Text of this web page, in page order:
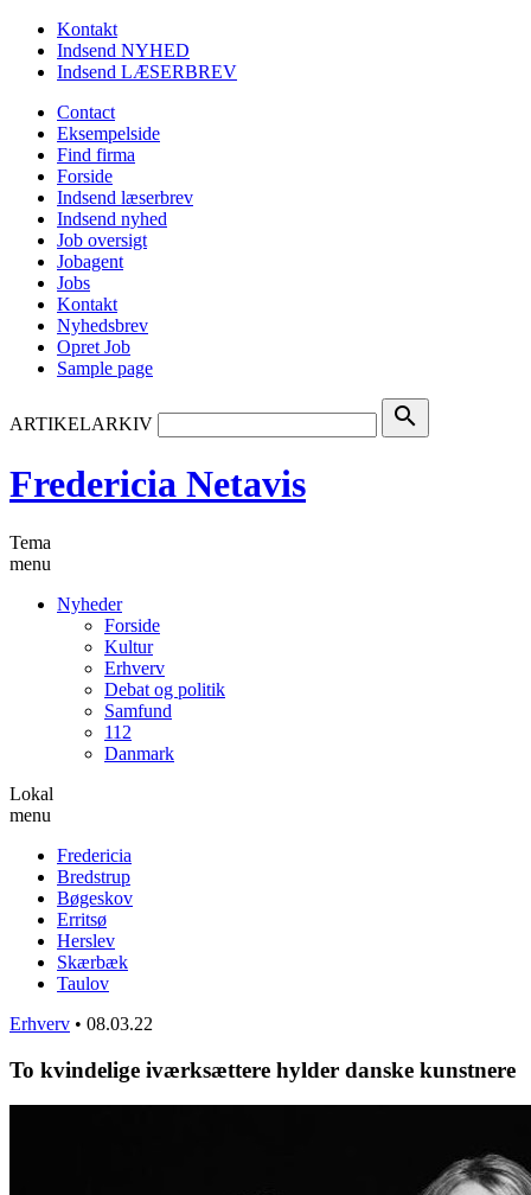
Kontakt
Indsend NYHED
Indsend LÆSERBREV
Contact
Eksempelside
Find firma
Forside
Indsend læserbrev
Indsend nyhed
Job oversigt
Jobagent
Jobs
Kontakt
Nyhedsbrev
Opret Job
Sample page
ARTIKELARKIV search
Fredericia Netavis
Tema
menu
Nyheder
Forside
Kultur
Erhverv
Debat og politik
Samfund
112
Danmark
Lokal
menu
Fredericia
Bredstrup
Bøgeskov
Erritsø
Herslev
Skærbæk
Taulov
Erhverv • 08.03.22
To kvindelige iværksættere hylder danske kunstnere